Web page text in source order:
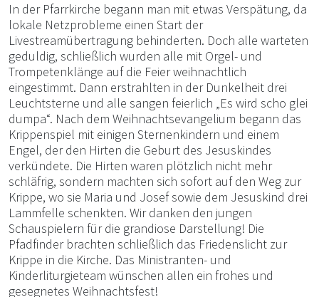
In der Pfarrkirche begann man mit etwas Verspätung, da
lokale Netzprobleme einen Start der
Livestreamübertragung behinderten. Doch alle warteten
geduldig, schließlich wurden alle mit Orgel- und
Trompetenklänge auf die Feier weihnachtlich
eingestimmt. Dann erstrahlten in der Dunkelheit drei
Leuchtsterne und alle sangen feierlich „Es wird scho glei
dumpa“. Nach dem Weihnachtsevangelium begann das
Krippenspiel mit einigen Sternenkindern und einem
Engel, der den Hirten die Geburt des Jesuskindes
verkündete. Die Hirten waren plötzlich nicht mehr
schläfrig, sondern machten sich sofort auf den Weg zur
Krippe, wo sie Maria und Josef sowie dem Jesuskind drei
Lammfelle schenkten. Wir danken den jungen
Schauspielern für die grandiose Darstellung! Die
Pfadfinder brachten schließlich das Friedenslicht zur
Krippe in die Kirche. Das Ministranten- und
Kinderliturgieteam wünschen allen ein frohes und
gesegnetes Weihnachtsfest!